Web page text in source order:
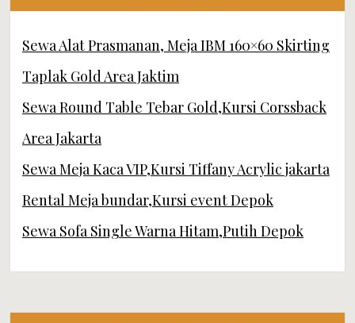
Sewa Alat Prasmanan, Meja IBM 160×60 Skirting
Taplak Gold Area Jaktim
Sewa Round Table Tebar Gold,Kursi Corssback
Area Jakarta
Sewa Meja Kaca VIP,Kursi Tiffany Acrylic jakarta
Rental Meja bundar,Kursi event Depok
Sewa Sofa Single Warna Hitam,Putih Depok